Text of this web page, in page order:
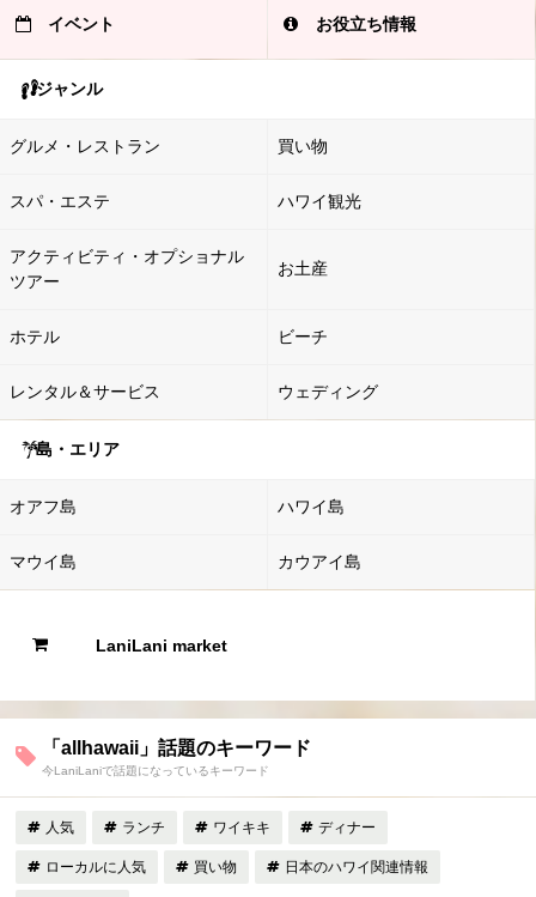
イベント お役立ち情報
ジャンル
グルメ・レストラン 買い物
スパ・エステ ハワイ観光
アクティビティ・オプショナル
ツアー
お土産
ホテル ビーチ
レンタル＆サービス ウェディング
島・エリア
オアフ島 ハワイ島
マウイ島 カウアイ島
LaniLani market
「allhawaii」話題のキーワード
今LaniLaniで話題になっているキーワード
人気 ランチ ワイキキ ディナー
ローカルに人気 買い物 日本のハワイ関連情報